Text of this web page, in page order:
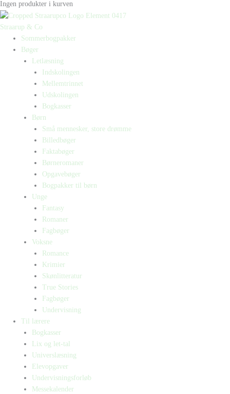
Ingen produkter i kurven
Straarup & Co
Sommerbogpakker
Bøger
Letlæsning
Indskolingen
Mellemtrinnet
Udskolingen
Bogkasser
Børn
Små mennesker, store drømme
Billedbøger
Faktabøger
Børneromaner
Opgavebøger
Bogpakker til børn
Unge
Fantasy
Romaner
Fagbøger
Voksne
Romance
Krimier
Skønlitteratur
True Stories
Fagbøger
Undervisning
Til lærere
Bogkasser
Lix og let-tal
Universlæsning
Elevopgaver
Undervisningsforløb
Messekalender